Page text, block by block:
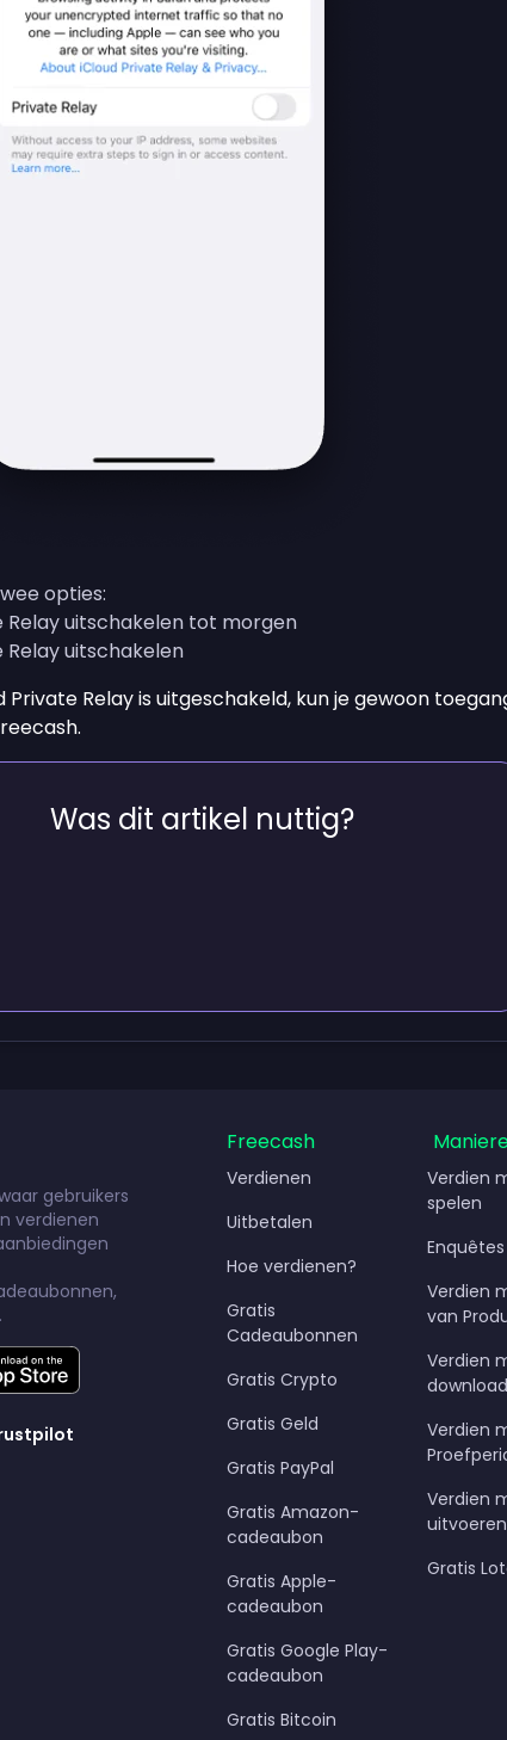
opties:
Relay uitschakelen tot morgen
Relay uitschakelen
Private Relay is uitgeschakeld, kun je gewoon
Was dit artikel nuttig?
gebruikers
verdienen
Freecash
Verdienen
Uitbetalen
Hoe verdienen?
Gratis
Cadeaubonnen
Gratis Crypto
Gratis Geld
Gratis PayPal
Gratis Amazon-
cadeaubon
Gratis Apple-
cadeaubon
Gratis Google Play-
cadeaubon
Gratis Bitcoin
Verdien
spelen
Verdien
van
Verdien
Verdien
Verdien
Gratis